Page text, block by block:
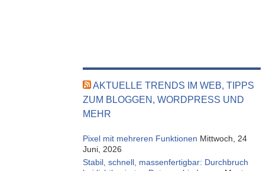
AKTUELLE TRENDS IM WEB, TIPPS
ZUM BLOGGEN, WORDPRESS UND
MEHR
Pixel mit mehreren Funktionen Mittwoch, 24
Juni, 2026
Stabil, schnell, massenfertigbar: Durchbruch